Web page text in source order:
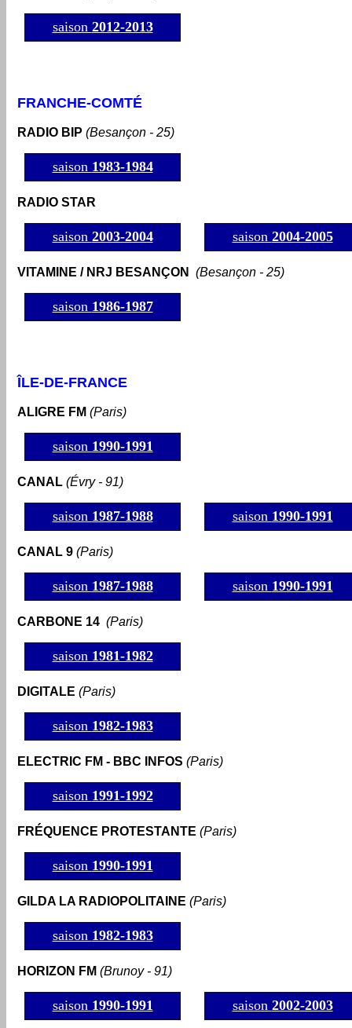
saison 2012-2013
FRANCHE-COMTÉ
RADIO BIP (Besançon - 25)
saison 1983-1984
RADIO STAR
saison 2003-2004 saison 2004-2005
VITAMINE / NRJ BESANÇON (Besançon - 25)
saison 1986-1987
ÎLE-DE-FRANCE
ALIGRE FM (Paris)
saison 1990-1991
CANAL (Évry - 91)
saison 1987-1988 saison 1990-1991
CANAL 9 (Paris)
saison 1987-1988 saison 1990-1991
CARBONE 14 (Paris)
saison 1981-1982
DIGITALE (Paris)
saison 1982-1983
ELECTRIC FM - BBC INFOS (Paris)
saison 1991-1992
FRÉQUENCE PROTESTANTE (Paris)
saison 1990-1991
GILDA LA RADIOPOLITAINE (Paris)
saison 1982-1983
HORIZON FM (Brunoy - 91)
saison 1990-1991 saison 2002-2003